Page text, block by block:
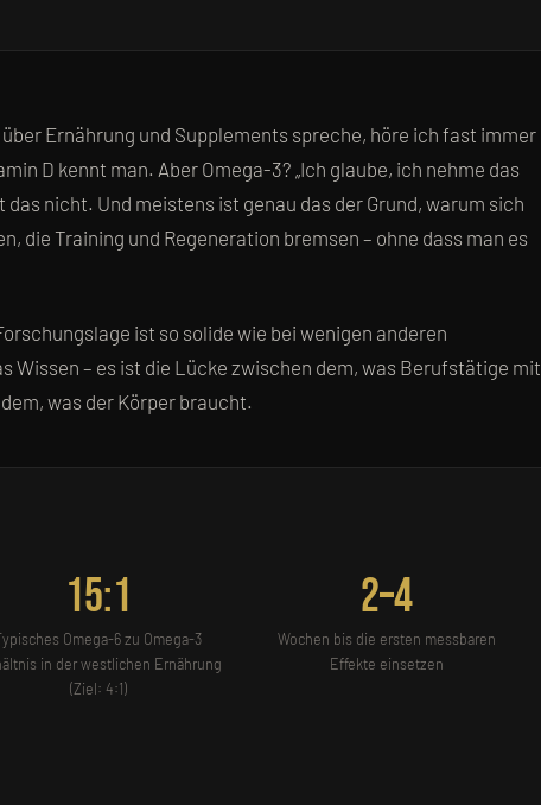
Ernährung und Supplements spreche, höre ich fast immer
D kennt man. Aber Omega-3? „Ich glaube, ich nehme das
nicht. Und meistens ist genau das der Grund, warum sich
die Training und Regeneration bremsen – ohne dass man es
ist so solide wie bei wenigen anderen
Wissen – es ist die Lücke zwischen dem, was Berufstätige mit
was der Körper braucht.
15:1
Omega-6 zu Omega-3
in der westlichen Ernährung
(Ziel: 4:1)
2–4
Wochen bis die ersten messbaren
Effekte einsetzen